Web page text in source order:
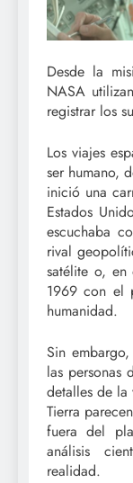
Desde la
NASA
registrar los
Los viajes
ser humano,
inició una
Estados
escuchaba
rival
satélite o, en
1969 con el
humanidad.
Sin
las personas
detalles de la
Tierra
fuera del
análisis
realidad.